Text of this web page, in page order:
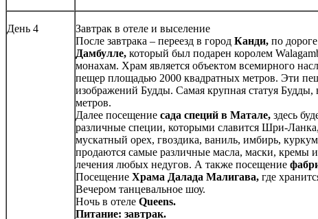
День 4
Завтрак в отеле и выселение
После завтрака – переезд в город Канди, по
Дамбулле, который был подарен королем
монахам. Храм является объектом всемирного
пещер площадью 2000 квадратных метров. Эти
изображений Будды. Самая крупная статуя Будды,
метров.
Далее посещение сада специй в Матале, здесь
различные специи, которыми славится Шри-
мускатный орех, гвоздика, ваниль, имбирь,
продаются самые различные масла, маски, кремы
лечения любых недугов. А также посещение
Посещение Храма Далада Малигава, где
Вечером танцевальное шоу.
Ночь в отеле Queens.
Питание: завтрак.